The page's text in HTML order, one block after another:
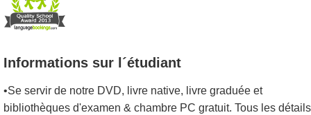
Informations sur l´étudiant
•Se servir de notre DVD, livre native, livre graduée et
bibliothèques d'examen & chambre PC gratuit. Tous les détails